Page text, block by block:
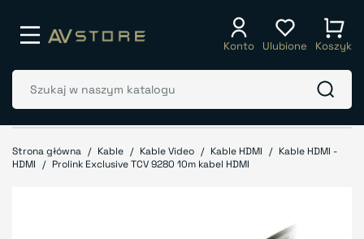
Konto Ulubione Koszyk
Strona główna Kable Kable Video Kable HDMI
Kable HDMI -
HDMI
Prolink Exclusive TCV 9280 10m kabel HDMI